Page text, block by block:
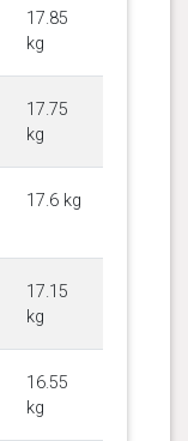
17.85
kg
17.75
kg
17.6 kg
17.15
kg
16.55
kg